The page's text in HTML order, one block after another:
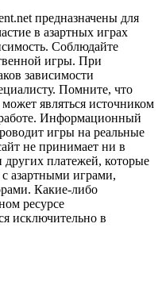
предназначены для
в азартных играх
Соблюдайте
игры. При
зависимости
Помните, что
являться источником
Информационный
игры на реальные
не принимает ни в
других платежей, которые
азартными играми,
Какие-либо
ресурсе
исключительно в